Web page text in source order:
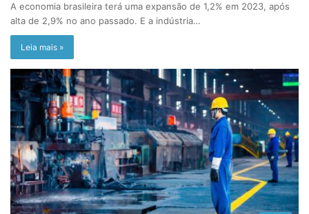
A economia brasileira terá uma expansão de 1,2% em 2023, após
alta de 2,9% no ano passado. E a indústria…
Leia mais »